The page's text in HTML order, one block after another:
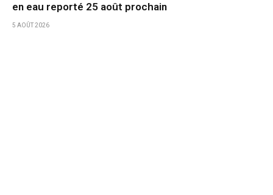
en eau reporté 25 août prochain
5 AOÛT 2026